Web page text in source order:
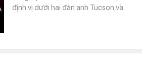
định vị dưới hai đàn anh Tucson và…